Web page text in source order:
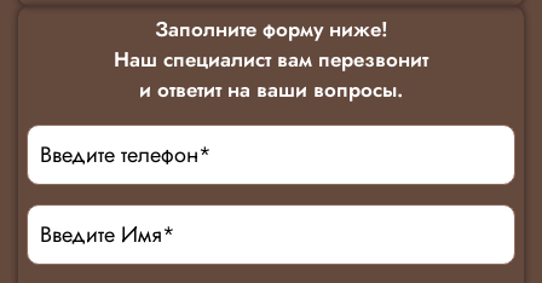
Заполните форму ниже!
Наш специалист вам перезвонит
и ответит на ваши вопросы.